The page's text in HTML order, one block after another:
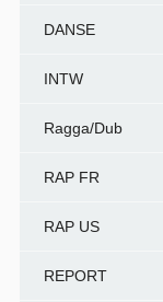
DANSE
INTW
Ragga/Dub
RAP FR
RAP US
REPORT